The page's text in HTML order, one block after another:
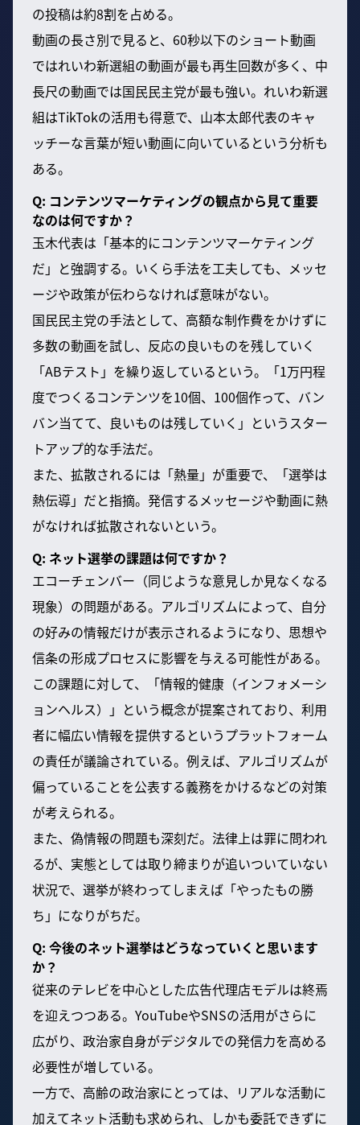
の投稿は約8割を占める。
動画の長さ別で見ると、60秒以下のショート動画
ではれいわ新選組の動画が最も再生回数が多く、中
長尺の動画では国民民主党が最も強い。れいわ新選
組はTikTokの活用も得意で、山本太郎代表のキャ
ッチーな言葉が短い動画に向いているという分析も
ある。
Q: コンテンツマーケティングの観点から見て重要
なのは何ですか？
玉木代表は「基本的にコンテンツマーケティング
だ」と強調する。いくら手法を工夫しても、メッセ
ージや政策が伝わらなければ意味がない。
国民民主党の手法として、高額な制作費をかけずに
多数の動画を試し、反応の良いものを残していく
「ABテスト」を繰り返しているという。「1万円程
度でつくるコンテンツを10個、100個作って、バン
バン当てて、良いものは残していく」というスター
トアップ的な手法だ。
また、拡散されるには「熱量」が重要で、「選挙は
熱伝導」だと指摘。発信するメッセージや動画に熱
がなければ拡散されないという。
Q: ネット選挙の課題は何ですか？
エコーチェンバー（同じような意見しか見なくなる
現象）の問題がある。アルゴリズムによって、自分
の好みの情報だけが表示されるようになり、思想や
信条の形成プロセスに影響を与える可能性がある。
この課題に対して、「情報的健康（インフォメーシ
ョンヘルス）」という概念が提案されており、利用
者に幅広い情報を提供するというプラットフォーム
の責任が議論されている。例えば、アルゴリズムが
偏っていることを公表する義務をかけるなどの対策
が考えられる。
また、偽情報の問題も深刻だ。法律上は罪に問われ
るが、実態としては取り締まりが追いついていない
状況で、選挙が終わってしまえば「やったもの勝
ち」になりがちだ。
Q: 今後のネット選挙はどうなっていくと思います
か？
従来のテレビを中心とした広告代理店モデルは終焉
を迎えつつある。YouTubeやSNSの活用がさらに
広がり、政治家自身がデジタルでの発信力を高める
必要性が増している。
一方で、高齢の政治家にとっては、リアルな活動に
加えてネット活動も求められ、しかも委託できずに